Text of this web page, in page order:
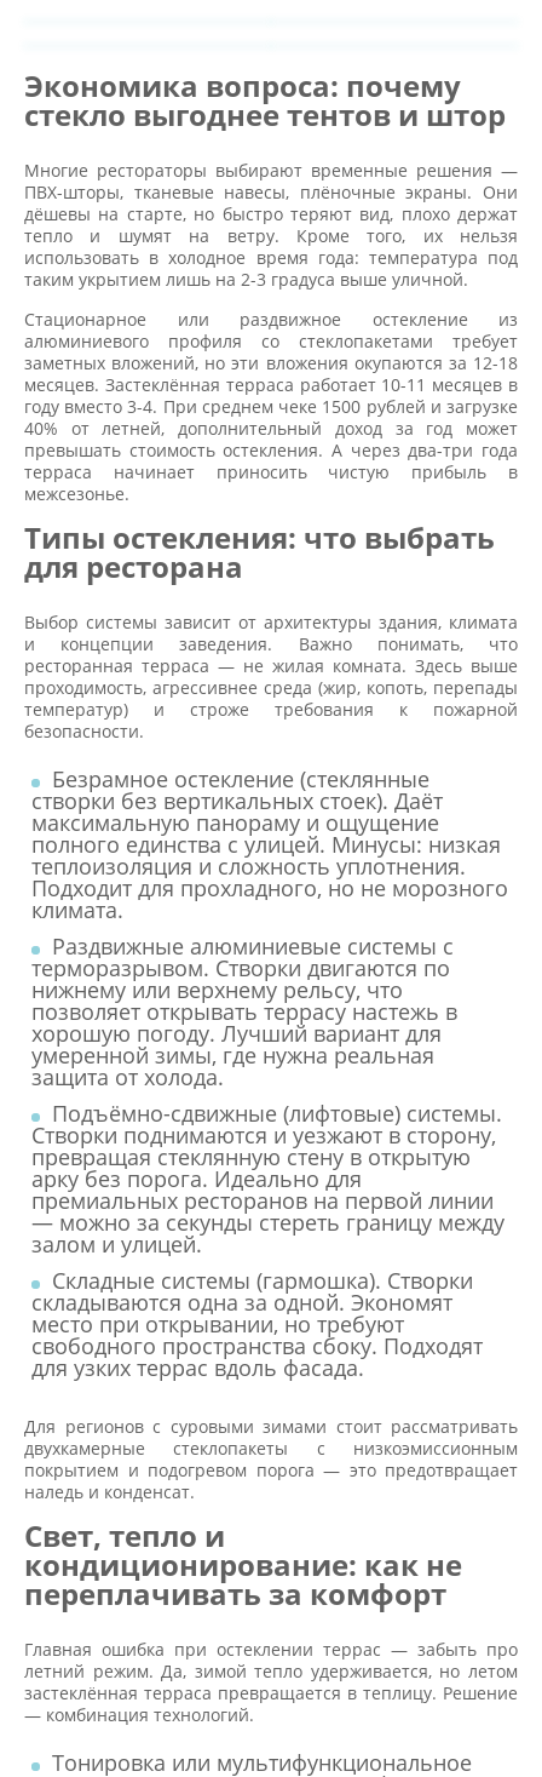
Экономика вопроса: почему
стекло выгоднее тентов и штор
Многие рестораторы выбирают временные решения —
ПВХ-шторы, тканевые навесы, плёночные экраны. Они
дёшевы на старте, но быстро теряют вид, плохо держат
тепло и шумят на ветру. Кроме того, их нельзя
использовать в холодное время года: температура под
таким укрытием лишь на 2-3 градуса выше уличной.
Стационарное или раздвижное остекление из
алюминиевого профиля со стеклопакетами требует
заметных вложений, но эти вложения окупаются за 12-18
месяцев. Застеклённая терраса работает 10-11 месяцев в
году вместо 3-4. При среднем чеке 1500 рублей и загрузке
40% от летней, дополнительный доход за год может
превышать стоимость остекления. А через два-три года
терраса начинает приносить чистую прибыль в
межсезонье.
Типы остекления: что выбрать
для ресторана
Выбор системы зависит от архитектуры здания, климата
и концепции заведения. Важно понимать, что
ресторанная терраса — не жилая комната. Здесь выше
проходимость, агрессивнее среда (жир, копоть, перепады
температур) и строже требования к пожарной
безопасности.
Безрамное остекление (стеклянные
створки без вертикальных стоек). Даёт
максимальную панораму и ощущение
полного единства с улицей. Минусы: низкая
теплоизоляция и сложность уплотнения.
Подходит для прохладного, но не морозного
климата.
Раздвижные алюминиевые системы с
терморазрывом. Створки двигаются по
нижнему или верхнему рельсу, что
позволяет открывать террасу настежь в
хорошую погоду. Лучший вариант для
умеренной зимы, где нужна реальная
защита от холода.
Подъёмно-сдвижные (лифтовые) системы.
Створки поднимаются и уезжают в сторону,
превращая стеклянную стену в открытую
арку без порога. Идеально для
премиальных ресторанов на первой линии
— можно за секунды стереть границу между
залом и улицей.
Складные системы (гармошка). Створки
складываются одна за одной. Экономят
место при открывании, но требуют
свободного пространства сбоку. Подходят
для узких террас вдоль фасада.
Для регионов с суровыми зимами стоит рассматривать
двухкамерные стеклопакеты с низкоэмиссионным
покрытием и подогревом порога — это предотвращает
наледь и конденсат.
Свет, тепло и
кондиционирование: как не
переплачивать за комфорт
Главная ошибка при остеклении террас — забыть про
летний режим. Да, зимой тепло удерживается, но летом
застеклённая терраса превращается в теплицу. Решение
— комбинация технологий.
Тонировка или мультифункциональное